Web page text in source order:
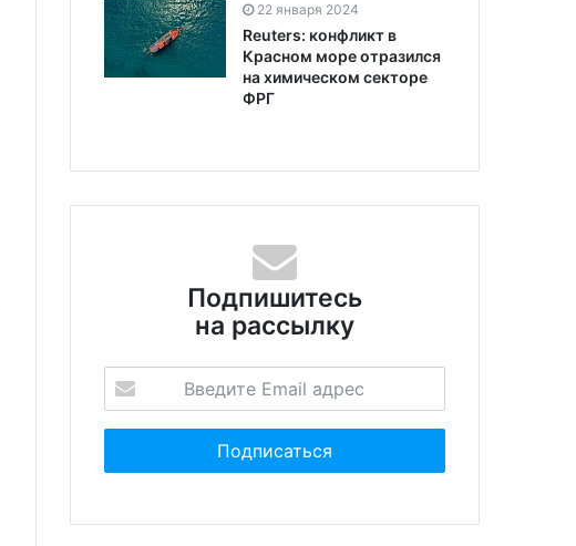
22 января 2024
Reuters: конфликт в
Красном море отразился
на химическом секторе
ФРГ
Подпишитесь
на рассылку